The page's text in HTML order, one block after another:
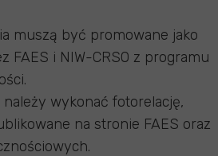
muszą być promowane jako
FAES i NIW-CRSO z programu
należy wykonać fotorelację,
na stronie FAES oraz